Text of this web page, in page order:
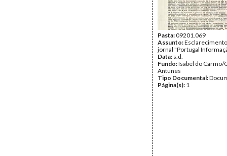
Pasta:09201.069
Assunto:
jornal "Portugal
Data: s.d.
Fundo:Isabel do Carmo/
Antunes
Tipo Documental:
Página(s): 1